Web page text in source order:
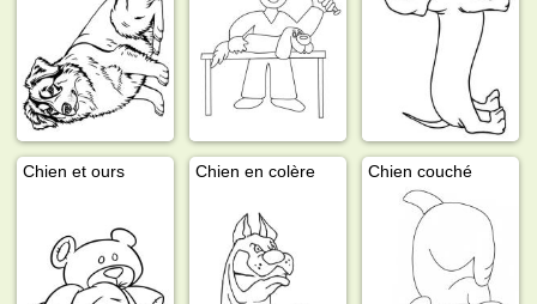
Chien et ours Chien en colère Chien couché